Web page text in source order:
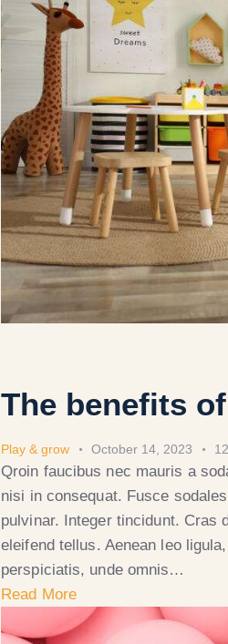
The benefits
Play & grow October 14, 2023
Qroin faucibus nec mauris a
nisi in consequat. Fusce
pulvinar. Integer tincidunt. Cras
eleifend tellus. Aenean leo
perspiciatis, unde omnis…
Read More